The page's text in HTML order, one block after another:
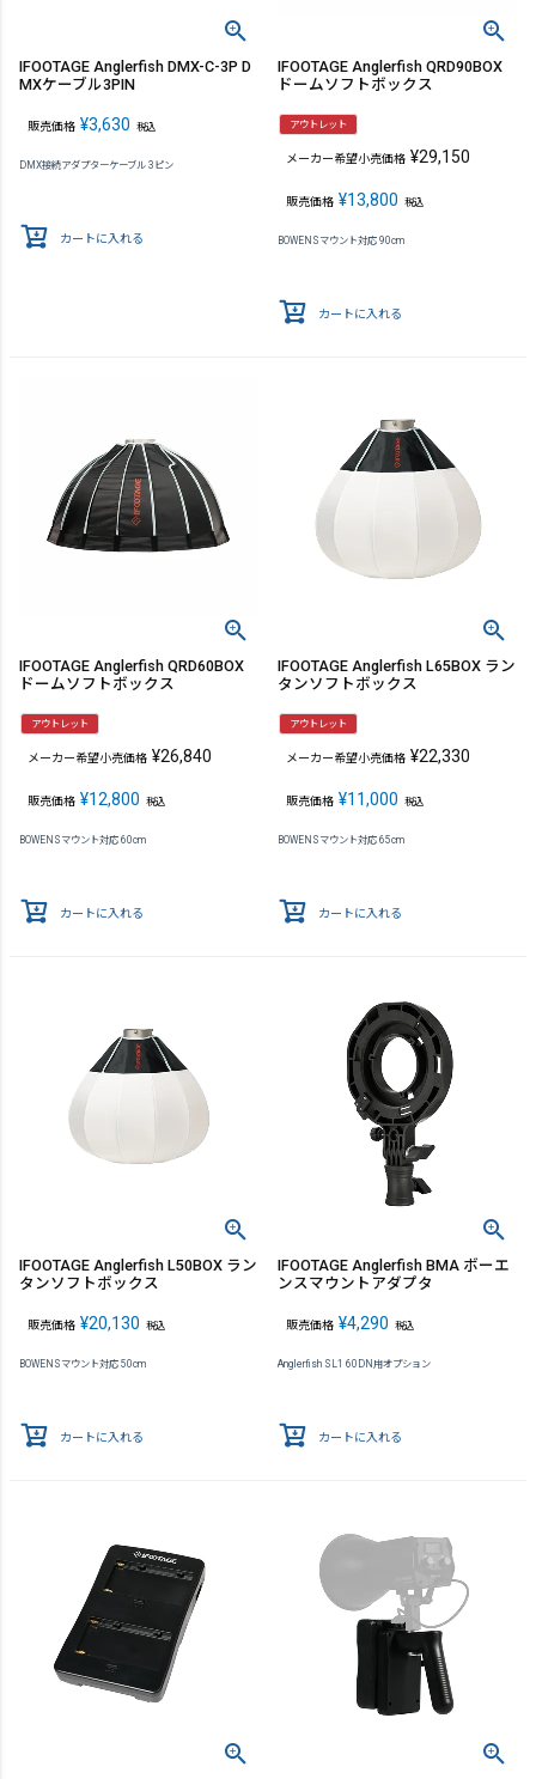
IFOOTAGE Anglerfish DMX-C-3P D
MXケーブル3PIN
販売価格 ¥3,630 税込
DMX接続アダプターケーブル 3ピン
カートに入れる
IFOOTAGE Anglerfish QRD90BOX
ドームソフトボックス
アウトレット
メーカー希望小売価格 ¥29,150
販売価格 ¥13,800 税込
BOWENSマウント対応 90cm
カートに入れる
IFOOTAGE Anglerfish QRD60BOX
ドームソフトボックス
アウトレット
メーカー希望小売価格 ¥26,840
販売価格 ¥12,800 税込
BOWENSマウント対応 60cm
カートに入れる
IFOOTAGE Anglerfish L65BOX ラン
タンソフトボックス
アウトレット
メーカー希望小売価格 ¥22,330
販売価格 ¥11,000 税込
BOWENSマウント対応 65cm
カートに入れる
IFOOTAGE Anglerfish L50BOX ラン
タンソフトボックス
販売価格 ¥20,130 税込
BOWENSマウント対応 50cm
カートに入れる
IFOOTAGE Anglerfish BMA ボーエ
ンスマウントアダプタ
販売価格 ¥4,290 税込
Anglerfish SL1 60DN用オプション
カートに入れる